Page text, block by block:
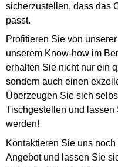
sicherzustellen, dass das
passt.
Profitieren Sie von
unserem Know-how im
erhalten Sie nicht nur ein
sondern auch einen
Überzeugen Sie sich
Tischgestellen und lassen
werden!
Kontaktieren Sie uns
Angebot und lassen Sie